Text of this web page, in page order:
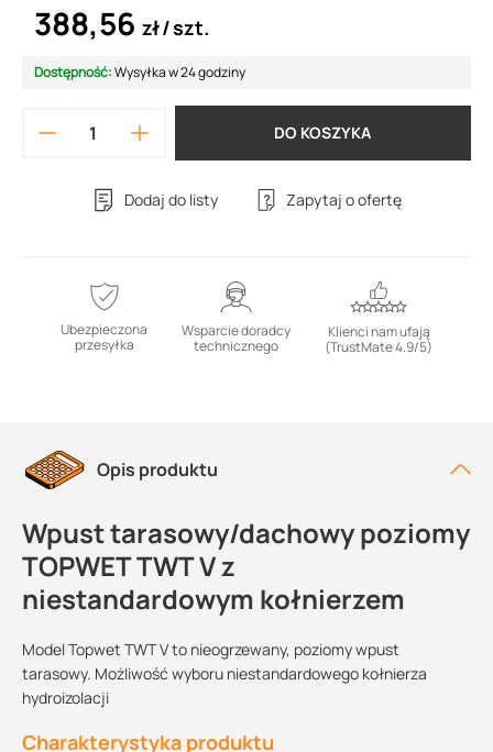
388,56 zł szt.
Dostępność:Wysyłka w 24 godziny
DO KOSZYKA
Dodaj do listy Zapytaj o ofertę
Ubezpieczona
przesyłka
Wsparcie doradcy
technicznego
Klienci nam ufają
(TrustMate 4.9/5)
Opis produktu
Wpust tarasowy/dachowy poziomy
TOPWET TWT V z
niestandardowym kołnierzem
Model Topwet TWT V to nieogrzewany, poziomy wpust
tarasowy. Możliwość wyboru niestandardowego kołnierza
hydroizolacji
Charakterystyka produktu